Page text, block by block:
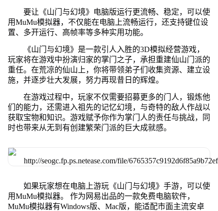
要让《山门与幻境》电脑版运行更流畅、稳定，可以使
用MuMu模拟器，不仅能在电脑上流畅运行，还支持键位设
置、多开运行、高帧率等多种实用功能。
《山门与幻境》是一款引人入胜的3D模拟经营游戏，
玩家将在游戏中扮演归家的掌门之子，承担重建仙山门派的
重任。在荒凉的仙山上，你将带领弟子们收集资源、建立设
施，并逐步壮大发展，努力再现昔日的辉煌。
在游戏过程中，玩家不仅需要招募更多的门人，锻炼他
们的能力，还需进入祖先的记忆幻境，与奇特的敌人作战以
获取宝物和知识。游戏赋予你作为掌门人的责任与挑战，同
时也带来从无到有创建繁荣门派的巨大成就感。
如果玩家想在电脑上游玩《山门与幻境》手游，可以使
用MuMu模拟器。 作为网易出品的一款免费电脑软件，
MuMu模拟器有Windows版、Mac版，能适配市面主流安卓